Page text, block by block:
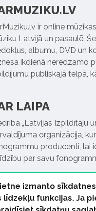
ir online
Latvijā un pasaulē.
albumu, DVD un
ikdienā neredzamo
publiskajā telpā,
LAIPA
„Latvijas Izpildītāju
organizācija,
producenti, lai
par savu
izmanto
līdzekļu funkcijas. Ja